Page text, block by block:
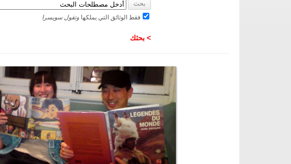
فقط الوثائق التي يملكها وتقول سويسرا
> بحثك